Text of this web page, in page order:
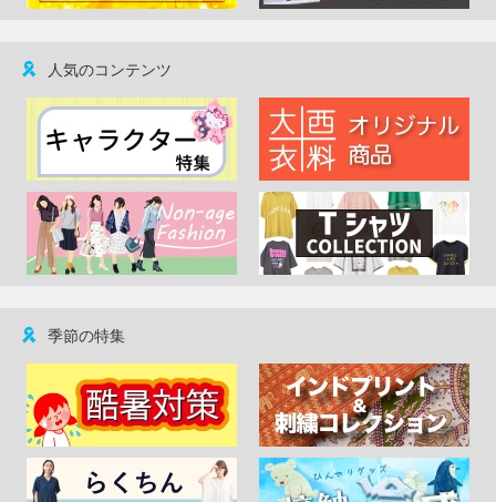
人気のコンテンツ
季節の特集